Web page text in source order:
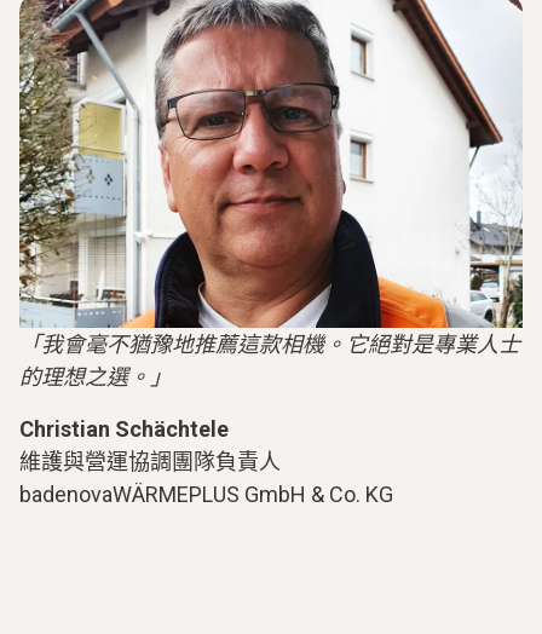
「我會毫不猶豫地推薦這款相機。它絕對是專業人士
的理想之選。」
Christian Schächtele
維護與營運協調團隊負責人
badenovaWÄRMEPLUS GmbH & Co. KG